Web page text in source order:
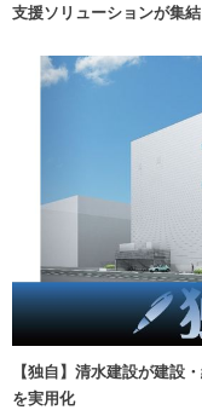
支援ソリューションが集結
【独自】清水建設が建設
を実用化